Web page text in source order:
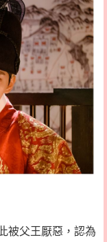
被父王厭惡，認為